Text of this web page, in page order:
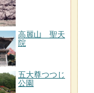
高麗山 聖天
院
五大尊つつじ
公園